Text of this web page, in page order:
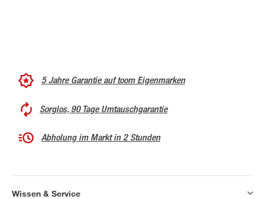
5 Jahre Garantie auf toom Eigenmarken
Sorglos, 90 Tage Umtauschgarantie
Abholung im Markt in 2 Stunden
Wissen & Service